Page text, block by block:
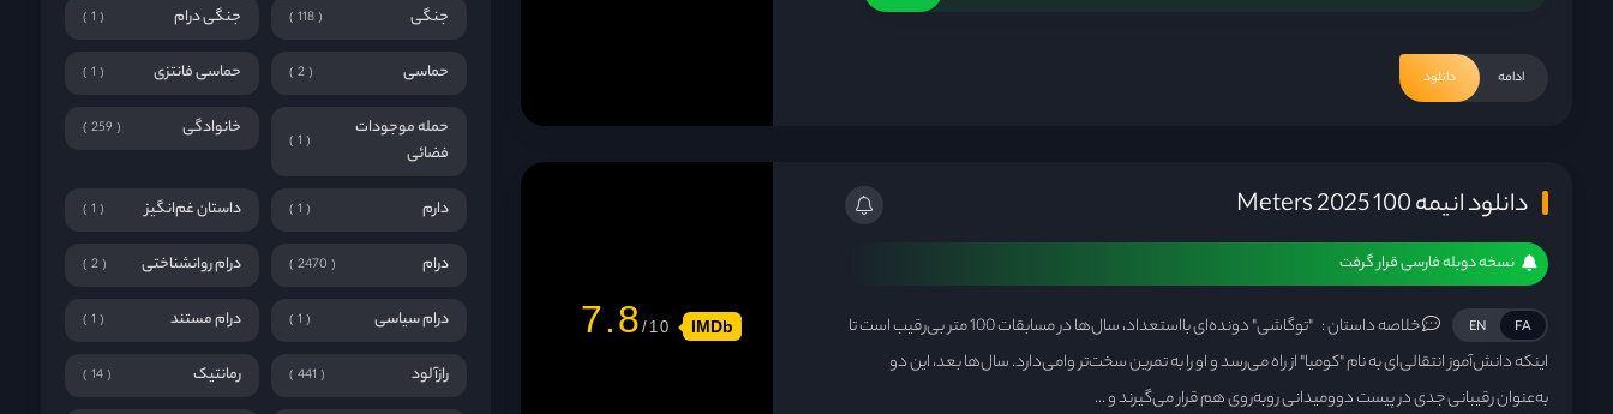
ادامه دانلود
دانلود انیمه 100 Meters 2025
نسخه دوبله فارسی قرار گرفت
FA
EN خلاصه داستان :
"توگاشی" دونده‌ای بااستعداد، سال‌ها در مسابقات 100 متر بی‌رقیب است تا
اینکه دانش‌آموز انتقالی‌ای به نام "کومیا" از راه می‌رسد و او را به تمرین سخت‌تر وامی‌دارد. سال‌ها بعد، این دو
به‌عنوان رقیبانی جدی در پیست دوومیدانی روبه‌روی هم قرار می‌گیرند و ...
7.8 IMDb
جنگی 118 جنگی درام 1
حماسی 2 حماسی فانتزی 1
حمله موجودات
فضائی
1
خانوادگی 259
دارم 1 داستان غم‌انگیز 1
درام 2470 درام روانشناختی 2
درام سیاسی 1 درام مستند 1
رازآلود 441 رمانتیک 14